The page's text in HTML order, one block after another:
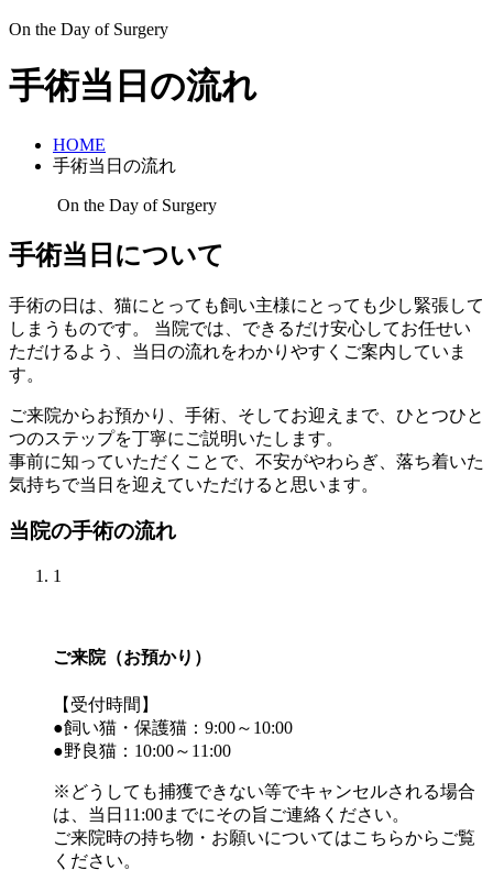
On the Day of Surgery
手術当日の流れ
HOME
手術当日の流れ
On the Day of Surgery
手術当日について
手術の日は、猫にとっても飼い主様にとっても少し緊張して
しまうものです。 当院では、できるだけ安心してお任せい
ただけるよう、当日の流れをわかりやすくご案内していま
す。
ご来院からお預かり、手術、そしてお迎えまで、ひとつひと
つのステップを丁寧にご説明いたします。
事前に知っていただくことで、不安がやわらぎ、落ち着いた
気持ちで当日を迎えていただけると思います。
当院の手術の流れ
1
ご来院（お預かり）
【受付時間】
●飼い猫・保護猫：9:00～10:00
●野良猫：10:00～11:00
※どうしても捕獲できない等でキャンセルされる場合
は、 当日11:00までにその旨ご連絡ください。
ご来院時の持ち物・お願いについてはこちらからご覧
ください。